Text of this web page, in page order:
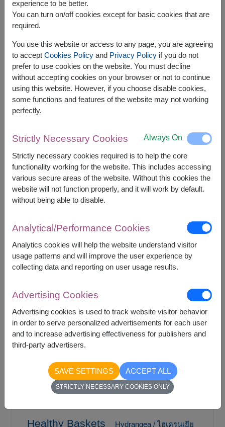
Tags
Birthday Gifts Flower Bouquets
Artificial flowers /ดอกไม้ประดิษฐ์
Bangkok Florist Birthday Gifts
Card Message
Combo Gifts Set Combo Gifts Set
Congratulation Gift Baskets
Corporate Gift Baskets
Corporate Gifts
flower / ดอกไม้ Flower shop
Flower shop near me
เงิน / ช่อแบงค์
Fruit Baskets
gerbera / เยอบีร่า
gift / ของขวัญ
gift basket / กระเช้าของขวัญ
Gift for mom Graduation Bouquet
Healthy Baskets
Hydrangea / ไฮเดรนเยีย
experience to be better.
You can turn on/off cookies except for basic cookies that are
required.
You use this website or access to any page, you are agreeing
to accept Cookies Policyand Privacy Policyif you do not
prefer to use cookies on the website. You must decline
without accepting cookies on your browser or not to continue
using this website. However, if you choose disable cookies,
some functions and features of the website may not working
perfectly.
Strictly Necessary Cookies Always On
Strictly necessary cookies required is to help the core
functionality working for the website. This includes accessing
various secure areas of the website. Without this cookies the
website will not function properly, and it will work by default.
without being able to disable.
Analytical/Performance Cookies
Analytics cookies will help the website understand visitor
usage patterns and will improve the user experience by
collecting data and reporting on user usage results.
Advertising Cookies
Advertising cookies is used to track website visitor behavior
in order to serve personalized advertisements for each user
and to increase advertising effectiveness for publishers and
third-party advertisers.
SAVE SETTINGS ACCEPT ALL
STRICTLY NECESSARY COOKIES ONLY